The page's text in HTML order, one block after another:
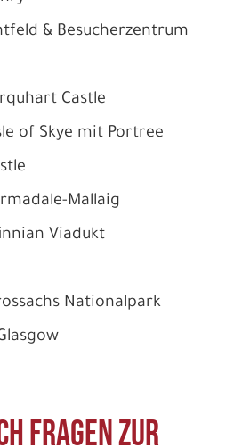
& Besucherzentrum
Castle
of Skye mit Portree
Mallaig
Viadukt
Nationalpark
Fragen zur